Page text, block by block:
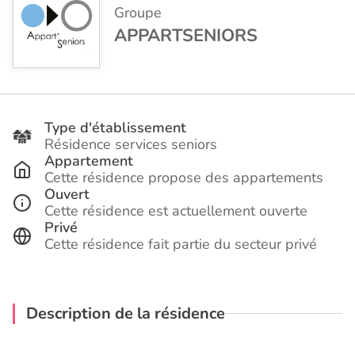
Groupe
APPARTSENIORS
Type d'établissement
Résidence services seniors
Appartement
Cette résidence propose des appartements
Ouvert
Cette résidence est actuellement ouverte
Privé
Cette résidence fait partie du secteur privé
Description de la résidence